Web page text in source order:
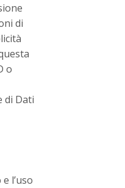
di
o
di Dati
l’uso